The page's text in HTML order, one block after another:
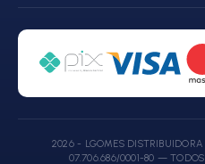
2026 - LGOMES
07.706.686/0001-80 — TODOS